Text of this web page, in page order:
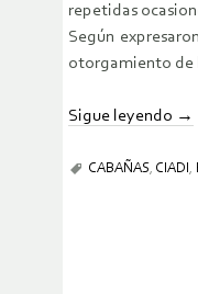
repetidas
Según
otorgamiento de
Sigue leyendo →
CABAÑAS, CIADI ,